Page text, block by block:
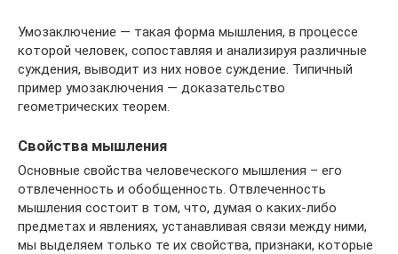
Умозаключение — такая форма мышления, в процессе
которой человек, сопоставляя и анализируя различные
суждения, выводит из них новое суждение. Типичный
пример умозаключения — доказательство
геометрических теорем.
Свойства мышления
Основные свойства человеческого мышления – его
отвлеченность и обобщенность. Отвлеченность
мышления состоит в том, что, думая о каких-либо
предметах и явлениях, устанавливая связи между ними,
мы выделяем только те их свойства, признаки, которые